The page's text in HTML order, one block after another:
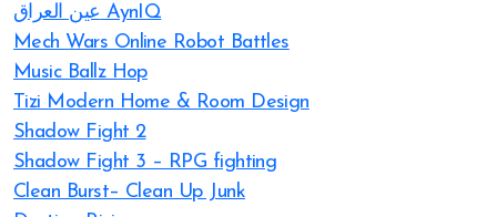
عين العراق AynIQ
Mech Wars Online Robot Battles
Music Ballz Hop
Tizi Modern Home & Room Design
Shadow Fight 2
Shadow Fight 3 – RPG fighting
Clean Burst– Clean Up Junk